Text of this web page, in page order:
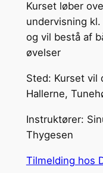
Kurset løber
undervisning
og vil bestå af
øvelser
Sted: Kurset vil
Hallerne,
Instruktører:
Thygesen
Tilmelding hos